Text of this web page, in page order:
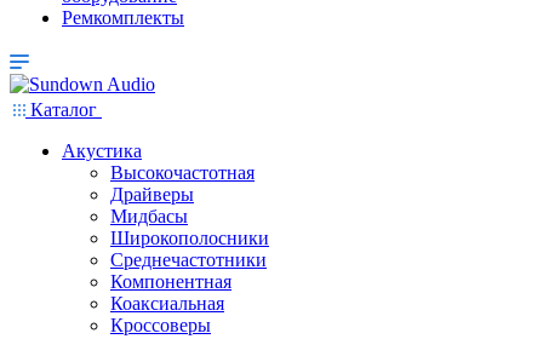
Ремкомплекты
Каталог
Акустика
Высокочастотная
Драйверы
Мидбасы
Широкополосники
Среднечастотники
Компонентная
Коаксиальная
Кроссоверы